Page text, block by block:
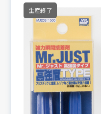
生産終了